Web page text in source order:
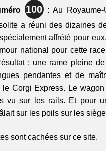
100: Au Royaume-
a réuni des dizaines
affrété pour
national pour cette
: une rame pleine
pendantes et de
le Corgi Express. Le
vu sur les rails. Et pour
sur les poils sur les
sont cachées sur ce site.